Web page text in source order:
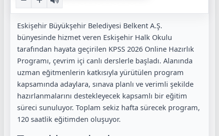
Eskişehir Büyükşehir Belediyesi Belkent A.Ş.
bünyesinde hizmet veren Eskişehir Halk Okulu
tarafından hayata geçirilen KPSS 2026 Online Hazırlık
Programı, çevrim içi canlı derslerle başladı. Alanında
uzman eğitmenlerin katkısıyla yürütülen program
kapsamında adaylara, sınava planlı ve verimli şekilde
hazırlanmalarını destekleyecek kapsamlı bir eğitim
süreci sunuluyor. Toplam sekiz hafta sürecek program,
120 saatlik eğitimden oluşuyor.